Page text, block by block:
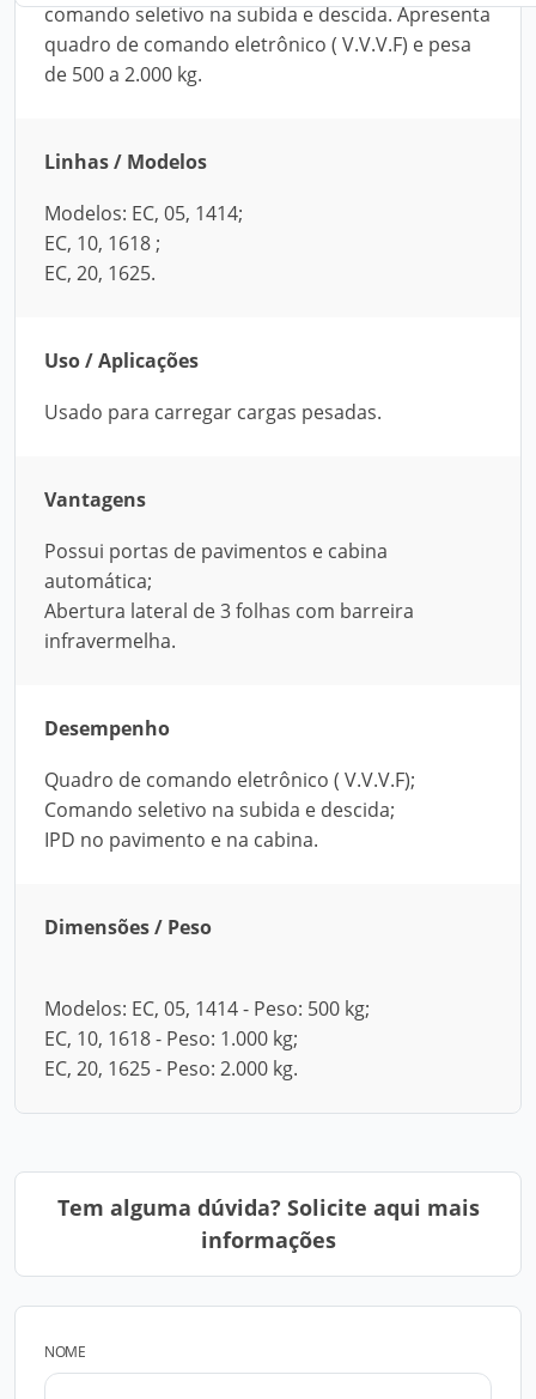
comando seletivo na subida e descida. Apresenta
quadro de comando eletrônico ( V.V.V.F) e pesa
de 500 a 2.000 kg.
Linhas / Modelos
Modelos: EC, 05, 1414;
EC, 10, 1618 ;
EC, 20, 1625.
Uso / Aplicações
Usado para carregar cargas pesadas.
Vantagens
Possui portas de pavimentos e cabina
automática;
Abertura lateral de 3 folhas com barreira
infravermelha.
Desempenho
Quadro de comando eletrônico ( V.V.V.F);
Comando seletivo na subida e descida;
IPD no pavimento e na cabina.
Dimensões / Peso
Modelos: EC, 05, 1414 - Peso: 500 kg;
EC, 10, 1618 - Peso: 1.000 kg;
EC, 20, 1625 - Peso: 2.000 kg.
Tem alguma dúvida? Solicite aqui mais
informações
NOME